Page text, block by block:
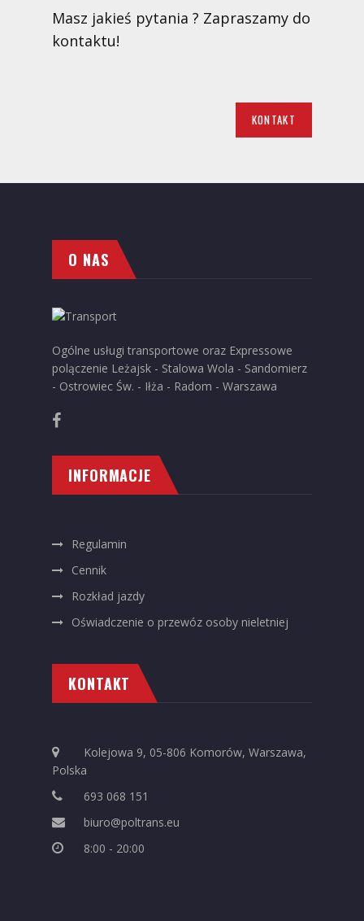
Masz jakieś pytania ? Zapraszamy do
kontaktu!
KONTAKT
O NAS
Ogólne usługi transportowe oraz Expressowe
polączenie Leżajsk - Stalowa Wola - Sandomierz
- Ostrowiec Św. - Iłża - Radom - Warszawa
INFORMACJE
Regulamin
Cennik
Rozkład jazdy
Oświadczenie o przewóz osoby nieletniej
KONTAKT
Kolejowa 9, 05-806 Komorów, Warszawa,
Polska
693 068 151
biuro@poltrans.eu
8:00 - 20:00